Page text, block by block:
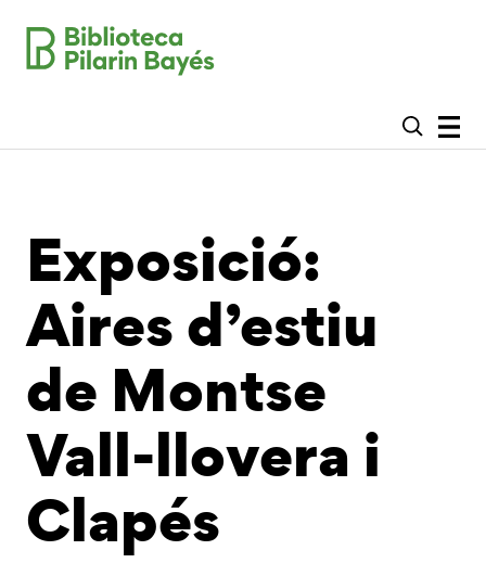
Exposició:
Aires d’estiu
de Montse
Vall-llovera i
Clapés